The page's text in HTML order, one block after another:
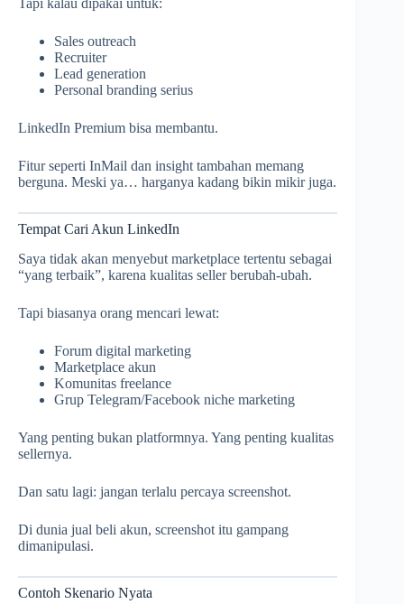
Tapi kalau dipakai untuk:
Sales outreach
Recruiter
Lead generation
Personal branding serius
LinkedIn Premium bisa membantu.
Fitur seperti InMail dan insight tambahan memang
berguna. Meski ya… harganya kadang bikin mikir juga.
Tempat Cari Akun LinkedIn
Saya tidak akan menyebut marketplace tertentu sebagai
“yang terbaik”, karena kualitas seller berubah-ubah.
Tapi biasanya orang mencari lewat:
Forum digital marketing
Marketplace akun
Komunitas freelance
Grup Telegram/Facebook niche marketing
Yang penting bukan platformnya. Yang penting kualitas
sellernya.
Dan satu lagi: jangan terlalu percaya screenshot.
Di dunia jual beli akun, screenshot itu gampang
dimanipulasi.
Contoh Skenario Nyata